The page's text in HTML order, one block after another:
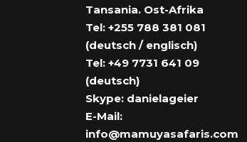
Tansania. Ost-Afrika
Tel: +255 788 381 081
(deutsch / englisch)
Tel: +49 7731 641 09
(deutsch)
Skype: danielageier
E-Mail:
info@mamuyasafaris.com